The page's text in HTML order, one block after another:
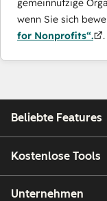
gemeinnützige
wenn Sie sich
for Nonprofits“.
.
Beliebte Features
Kostenlose Tools
Unternehmen